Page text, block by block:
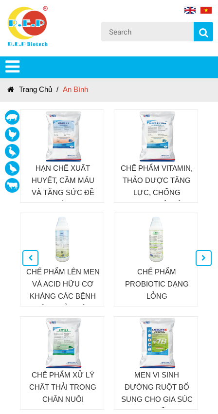
Trang Chủ / An Bình
HẠN CHẾ XUẤT
HUYẾT, CẦM MÁU
VÀ TĂNG SỨC ĐỀ
CHẾ PHẨM VITAMIN,
THẢO DƯỢC TĂNG
LỰC, CHỐNG
GIẢI NHIỆT CHO GIA
SÚC, GIA CẦM
CHẾ PHẨM LÊN MEN
VÀ ACID HỮU CƠ
KHÁNG CÁC BỆNH
BẰNG KHẢ NĂNG
ĐỆM ỔN ĐỊNH PH
ĐƯỜNG RUỘT, KHÔ
PHÂN TĂNG KHẢ
NĂNG HẤP THỤ
THỨC ĂN
CHẾ PHẨM
PROBIOTIC DẠNG
LỎNG
CHẾ PHẨM XỬ LÝ
CHẤT THẢI TRONG
CHĂN NUÔI
MEN VI SINH
ĐƯỜNG RUỘT BỔ
SUNG CHO GIA SÚC